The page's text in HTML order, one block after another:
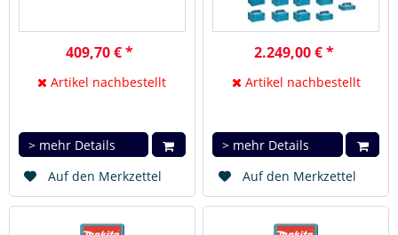
409,70 € *
Artikel nachbestellt
> mehr Details
Auf den Merkzettel
2.249,00 € *
Artikel nachbestellt
> mehr Details
Auf den Merkzettel